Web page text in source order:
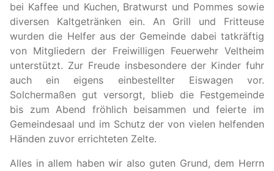
bei Kaffee und Kuchen, Bratwurst und Pommes sowie
diversen Kaltgetränken ein. An Grill und Fritteuse
wurden die Helfer aus der Gemeinde dabei tatkräftig
von Mitgliedern der Freiwilligen Feuerwehr Veltheim
unterstützt. Zur Freude insbesondere der Kinder fuhr
auch ein eigens einbestellter Eiswagen vor.
Solchermaßen gut versorgt, blieb die Festgemeinde
bis zum Abend fröhlich beisammen und feierte im
Gemeindesaal und im Schutz der von vielen helfenden
Händen zuvor errichteten Zelte.
Alles in allem haben wir also guten Grund, dem Herrn